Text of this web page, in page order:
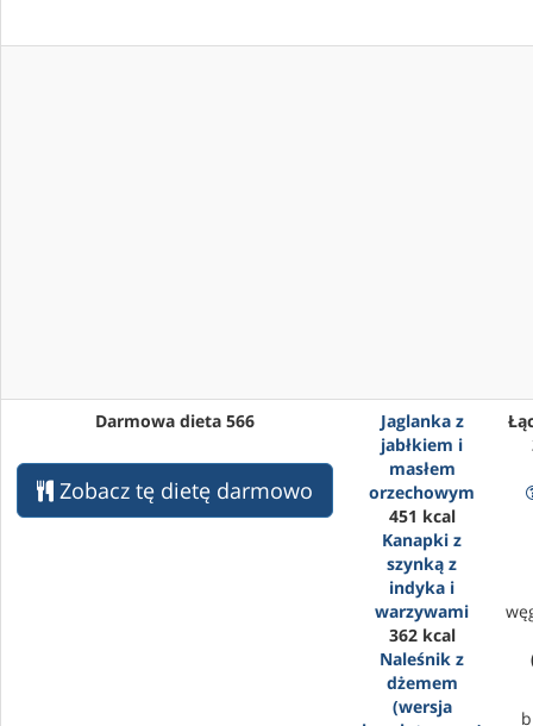
Darmowa dieta 566
Zobacz tę dietę darmowo
Jaglanka z
jabłkiem i
masłem
orzechowym
451 kcal
Kanapki z
szynką z
indyka i
warzywami
362 kcal
Naleśnik z
dżemem
(wersja